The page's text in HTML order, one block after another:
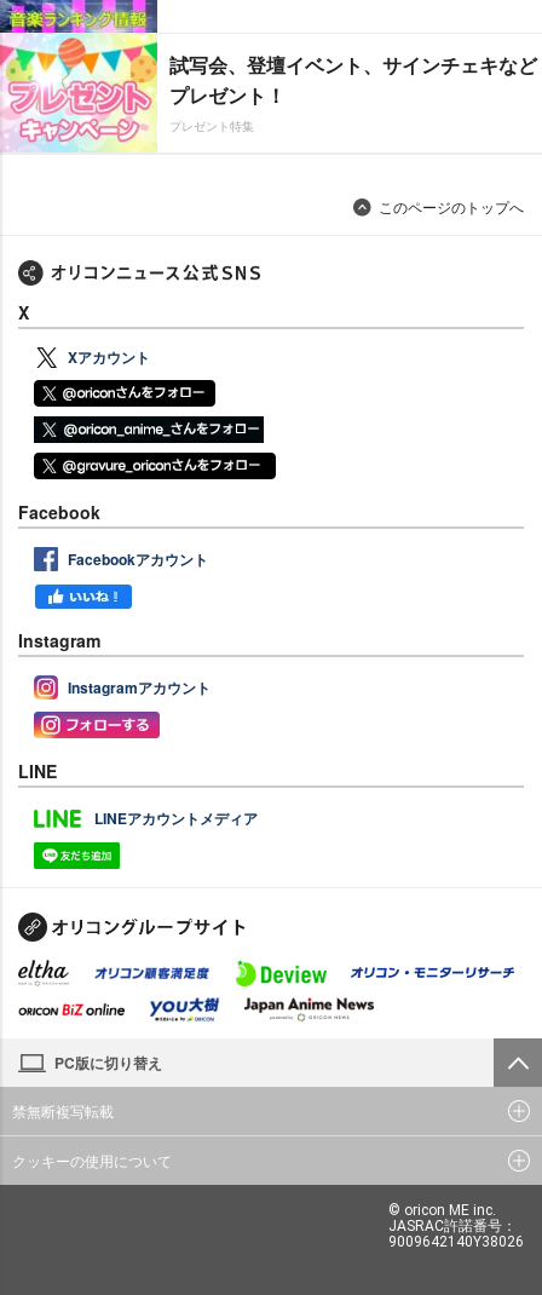
試写会、登壇イベント、サインチェキなど
プレゼント！
プレゼント特集
このページのトップへ
X
Xアカウント
Facebook
Facebookアカウント
Instagram
Instagramアカウント
LINE
LINEアカウントメディア
PC版に切り替え
禁無断複写転載
クッキーの使用について
© oricon ME inc.
JASRAC許諾番号：
9009642140Y38026